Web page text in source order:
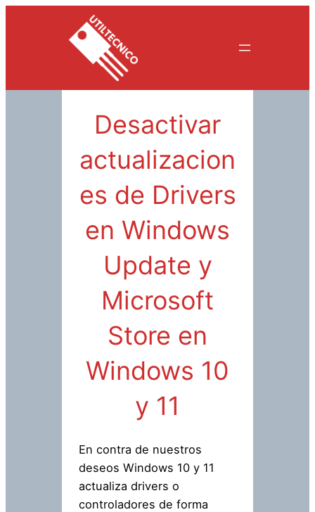
Desactivar
actualizacion
es de Drivers
en Windows
Update y
Microsoft
Store en
Windows 10
y 11
En contra de nuestros
deseos Windows 10 y 11
actualiza drivers o
controladores de forma